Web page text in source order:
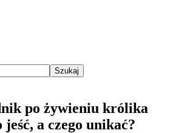
po żywieniu królika
a czego unikać?